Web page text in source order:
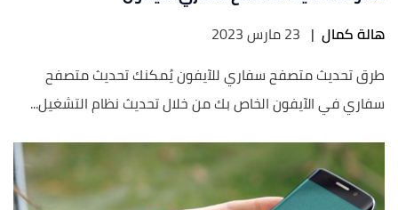
هالة كمال | 23 مارس 2023
طرق تحديث متصفح سفاري للآيفون يُمكنك تحديث متصفح
سفاري في الآيفون الخاص بك من خلال تحديث نظام التشغيل...